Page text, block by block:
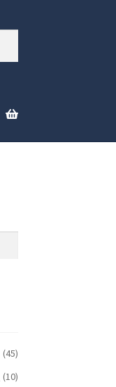
(45)
(10)